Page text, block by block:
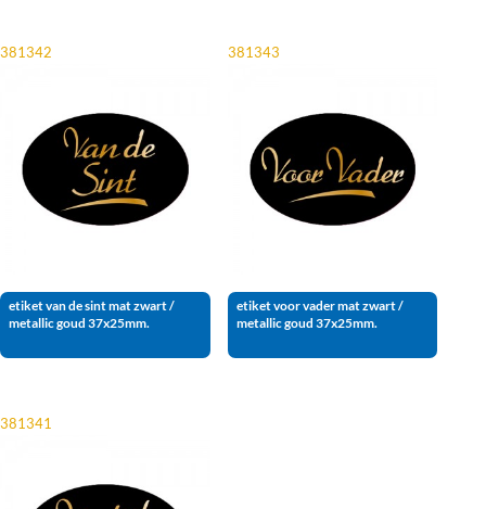
381342
etiket van de sint mat zwart /
metallic goud 37x25mm.
381343
etiket voor vader mat zwart /
metallic goud 37x25mm.
381341